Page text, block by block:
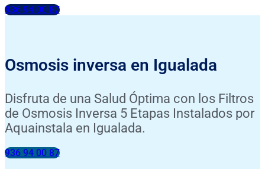
936 94 00 87
Osmosis inversa en Igualada
Disfruta de una Salud Óptima con los Filtros
de Osmosis Inversa 5 Etapas Instalados por
Aquainstala en Igualada.
936 94 00 87